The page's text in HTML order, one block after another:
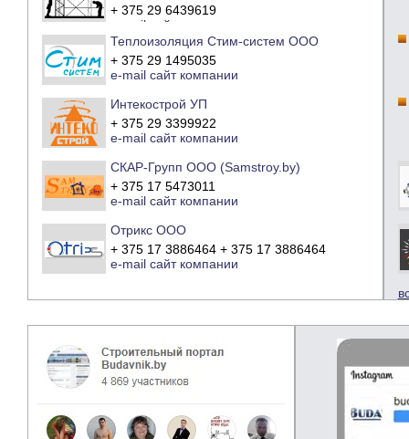
+ 375 29 6439619
e-mail
сайт компании
Теплоизоляция Стим-систем ООО
+ 375 29 1495035
e-mail сайт компании
Интекострой УП
+ 375 29 3399922
e-mail сайт компании
СКАР-Групп ООО (Samstroy.by)
+ 375 17 5473011
e-mail сайт компании
Отрикс ООО
+ 375 17 3886464 + 375 17 3886464
e-mail сайт компании